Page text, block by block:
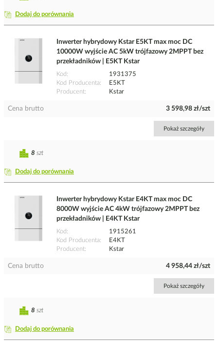
Dodaj do porównania
Inwerter hybrydowy Kstar E5KT max moc DC
10000W wyjście AC 5kW trójfazowy 2MPPT bez
przekładników | E5KT Kstar
Kod
1931375
Kod Producenta
E5KT
Producent
Kstar
Cena brutto 3 598,98 zł/szt
Pokaż szczegóły
Dodaj do porównania
8 szt
Inwerter hybrydowy Kstar E4KT max moc DC
8000W wyjście AC 4kW trójfazowy 2MPPT bez
przekładników | E4KT Kstar
Kod
1915261
Kod Producenta
E4KT
Producent
Kstar
Cena brutto 4 958,44 zł/szt
Pokaż szczegóły
Dodaj do porównania
8 szt